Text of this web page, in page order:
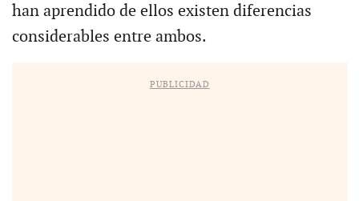
han aprendido de ellos existen diferencias
considerables entre ambos.
PUBLICIDAD